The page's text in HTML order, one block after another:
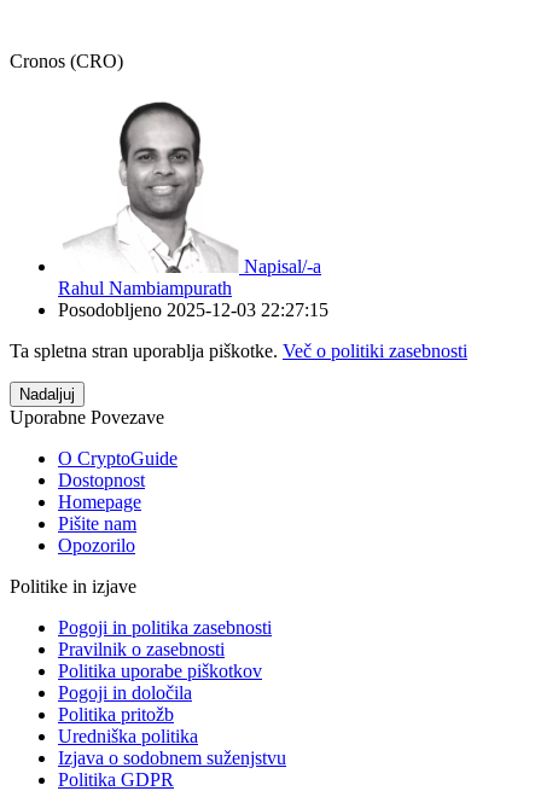
Cronos (CRO)
Napisal/-a
Rahul Nambiampurath
Posodobljeno 2025-12-03 22:27:15
Ta spletna stran uporablja piškotke. Več o politiki zasebnosti
Nadaljuj
Uporabne Povezave
O CryptoGuide
Dostopnost
Homepage
Pišite nam
Opozorilo
Politike in izjave
Pogoji in politika zasebnosti
Pravilnik o zasebnosti
Politika uporabe piškotkov
Pogoji in določila
Politika pritožb
Uredniška politika
Izjava o sodobnem suženjstvu
Politika GDPR